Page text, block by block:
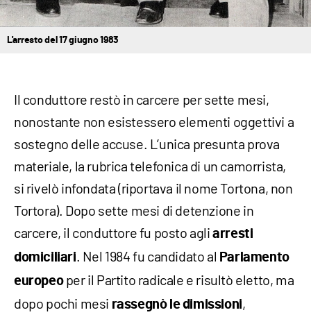
L'arresto del 17 giugno 1983
Il conduttore restò in carcere per sette mesi,
nonostante non esistessero elementi oggettivi a
sostegno delle accuse. L’unica presunta prova
materiale, la rubrica telefonica di un camorrista,
si rivelò infondata (riportava il nome Tortona, non
Tortora). Dopo sette mesi di detenzione in
carcere, il conduttore fu posto agliarresti
domiciliari . Nel 1984 fu candidato al Parlamento
europeoper il Partito radicale e risultò eletto, ma
dopo pochi mesi rassegnò le dimissioni,